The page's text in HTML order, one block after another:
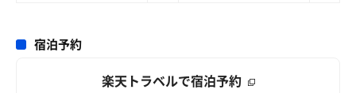
宿泊予約
楽天トラベルで宿泊予約